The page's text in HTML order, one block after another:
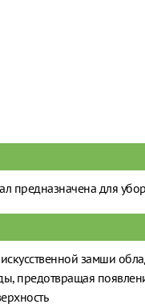
предназначена для
замши
предотвращая